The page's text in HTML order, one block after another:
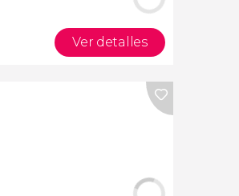
Ver detalles